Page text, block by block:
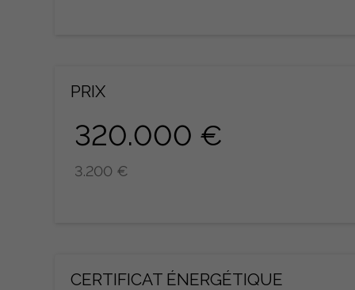
PRIX
320.000 €
3.200 €
CERTIFICAT ÉNERGÉTIQUE